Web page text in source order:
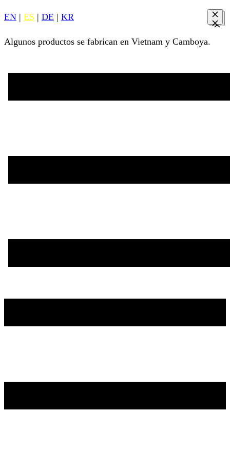
EN | ES | DE | KR
Algunos productos se fabrican en Vietnam y Camboya.